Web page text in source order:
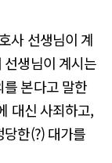
사 선생님이 계
생님이 계시는
본다고 말한
대신 사죄하고,
한(?) 대가를